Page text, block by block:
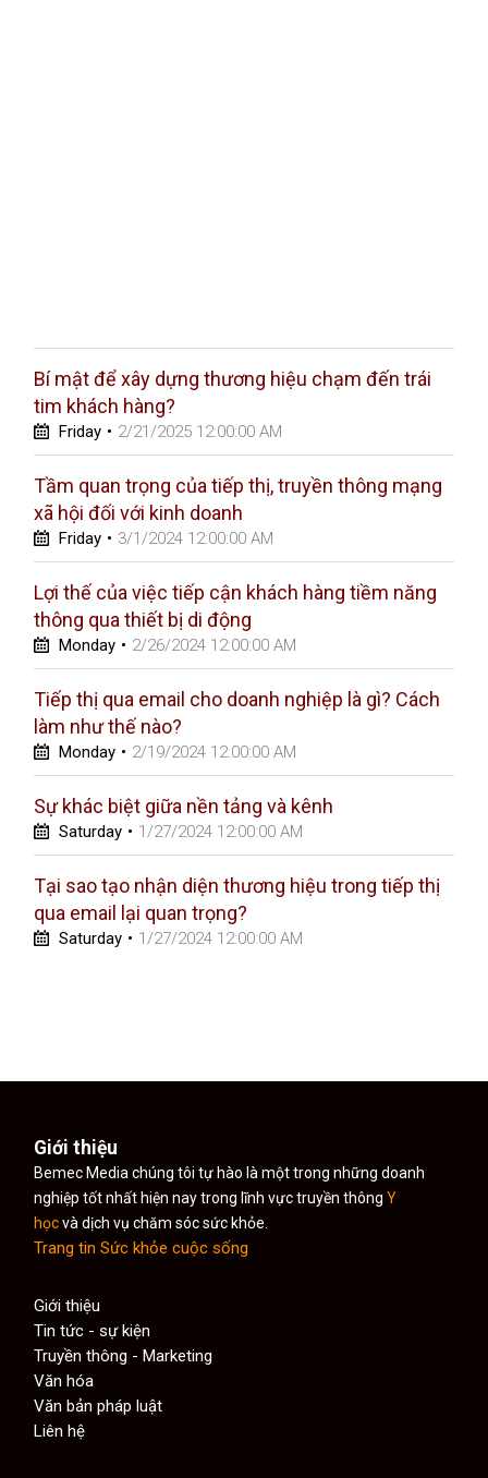
Bí mật để xây dựng thương hiệu chạm đến trái
tim khách hàng?
Friday • 2/21/2025 12:00:00 AM
Tầm quan trọng của tiếp thị, truyền thông mạng
xã hội đối với kinh doanh
Friday • 3/1/2024 12:00:00 AM
Lợi thế của việc tiếp cận khách hàng tiềm năng
thông qua thiết bị di động
Monday • 2/26/2024 12:00:00 AM
Tiếp thị qua email cho doanh nghiệp là gì? Cách
làm như thế nào?
Monday • 2/19/2024 12:00:00 AM
Sự khác biệt giữa nền tảng và kênh
Saturday • 1/27/2024 12:00:00 AM
Tại sao tạo nhận diện thương hiệu trong tiếp thị
qua email lại quan trọng?
Saturday • 1/27/2024 12:00:00 AM
Giới thiệu
Bemec Media chúng tôi tự hào là một trong những doanh
nghiệp tốt nhất hiện nay trong lĩnh vực truyền thôngY
họcvà dịch vụ chăm sóc sức khỏe.
Trang tin Sức khỏe cuộc sống
Giới thiệu
Tin tức - sự kiện
Truyền thông - Marketing
Văn hóa
Văn bản pháp luật
Liên hệ